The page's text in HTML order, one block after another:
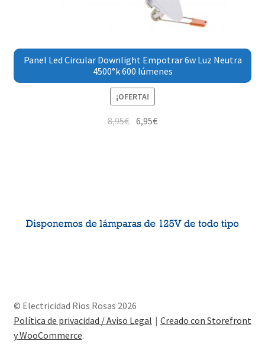
Panel Led Circular Downlight Empotrar 6w Luz Neutra
4500°k 600 lúmenes
¡OFERTA!
8,95€ 6,95€
© Electricidad Rios Rosas 2026
Política de privacidad / Aviso Legal
Creado con Storefront
y WooCommerce.